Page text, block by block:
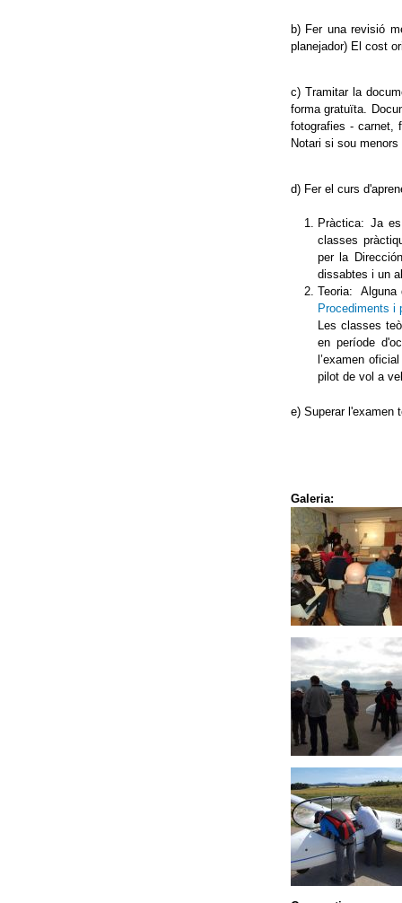
b) Fer una revisió
planejador) El cost
c) Tramitar la
forma gratuïta.
fotografies - carnet,
Notari si sou
d) Fer el curs
Pràctica: Ja
classes
per la
dissabtes i un
Teoria:
Procediments i
Les classes
en període
l’examen
pilot de vol a
e) Superar l'examen
Galeria: